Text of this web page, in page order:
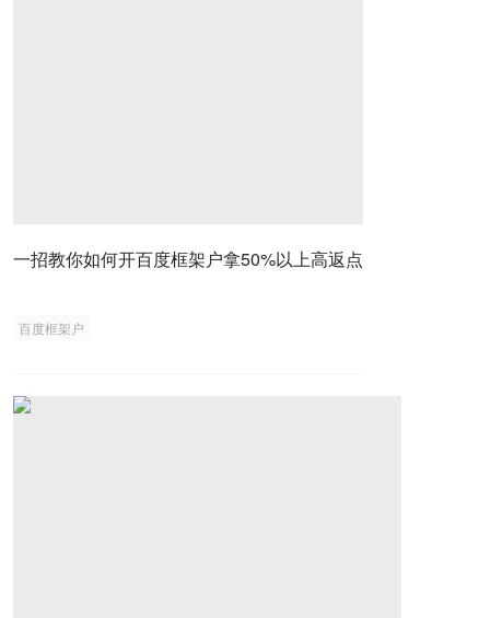
一招教你如何开百度框架户拿50%以上高返点
百度框架户